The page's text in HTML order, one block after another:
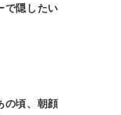
で隠したい
の頃、朝顔